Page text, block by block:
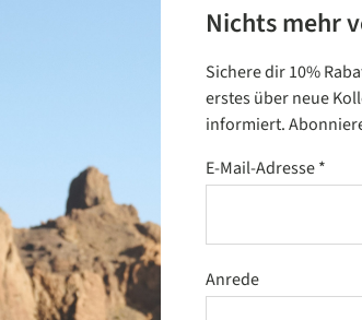
Nichts mehr
Sichere dir 10%
erstes über neue
informiert.
E-Mail-Adresse*
Anrede